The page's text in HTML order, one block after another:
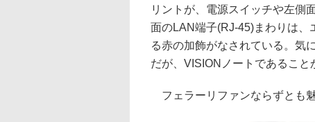
リントが、電源スイッチや左側
面のLAN端子(RJ-45)まわりは、
る赤の加飾がなされている。気
だが、VISIONノートであること
フェラーリファンならずとも